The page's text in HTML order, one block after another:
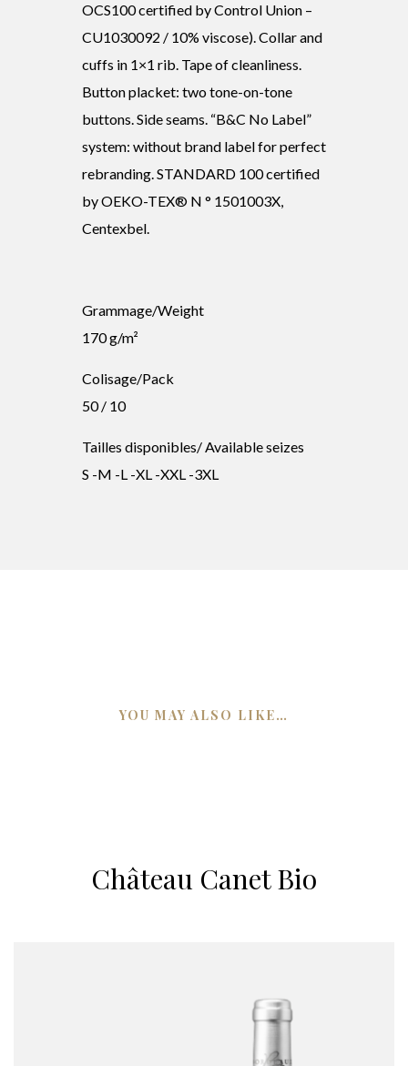
OCS100 certified by Control Union –
CU1030092 / 10% viscose). Collar and
cuffs in 1×1 rib. Tape of cleanliness.
Button placket: two tone-on-tone
buttons. Side seams. “B&C No Label”
system: without brand label for perfect
rebranding. STANDARD 100 certified
by OEKO-TEX® N ° 1501003X,
Centexbel.
Grammage/Weight
170 g/m²
Colisage/Pack
50 / 10
Tailles disponibles/ Available seizes
S -M -L -XL -XXL -3XL
YOU MAY ALSO LIKE…
Château Canet Bio